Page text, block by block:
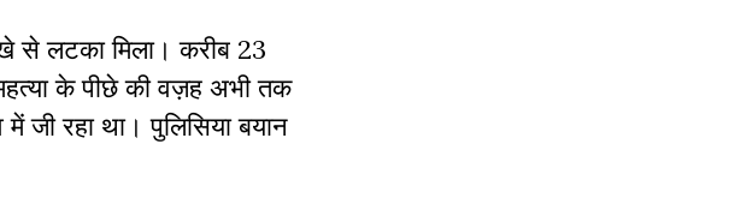
से लटका मिला। करीब 23
के पीछे की वज़ह अभी तक
जी रहा था। पुलिसिया बयान